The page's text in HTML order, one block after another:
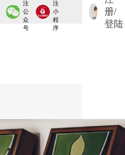
注
公
众
号
注
小
程
序
册/
登陆